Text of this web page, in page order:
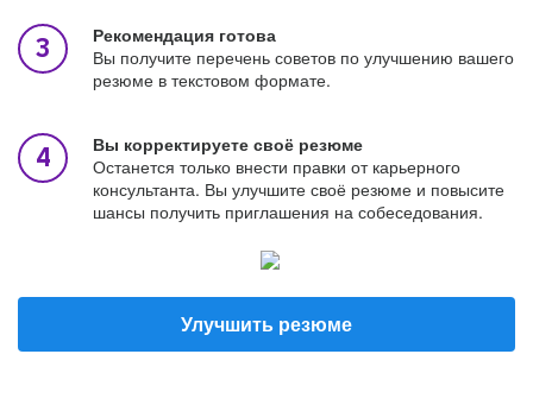
Рекомендация готова
Вы получите перечень советов по улучшению вашего
резюме в текстовом формате.
Вы корректируете своё резюме
Останется только внести правки от карьерного
консультанта. Вы улучшите своё резюме и повысите
шансы получить приглашения на собеседования.
Улучшить резюме